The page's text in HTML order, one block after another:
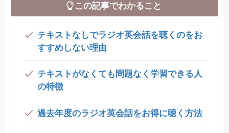
この記事でわかること
テキストなしでラジオ英会話を聴くのをお
すすめしない理由
テキストがなくても問題なく学習できる人
の特徴
過去年度のラジオ英会話をお得に聴く方法